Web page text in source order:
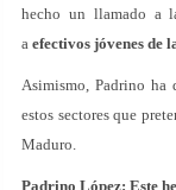
hecho un llamado a
a efectivos jóvenes de
Asimismo, Padrino ha
estos sectores que
Maduro.
Padrino López: Este